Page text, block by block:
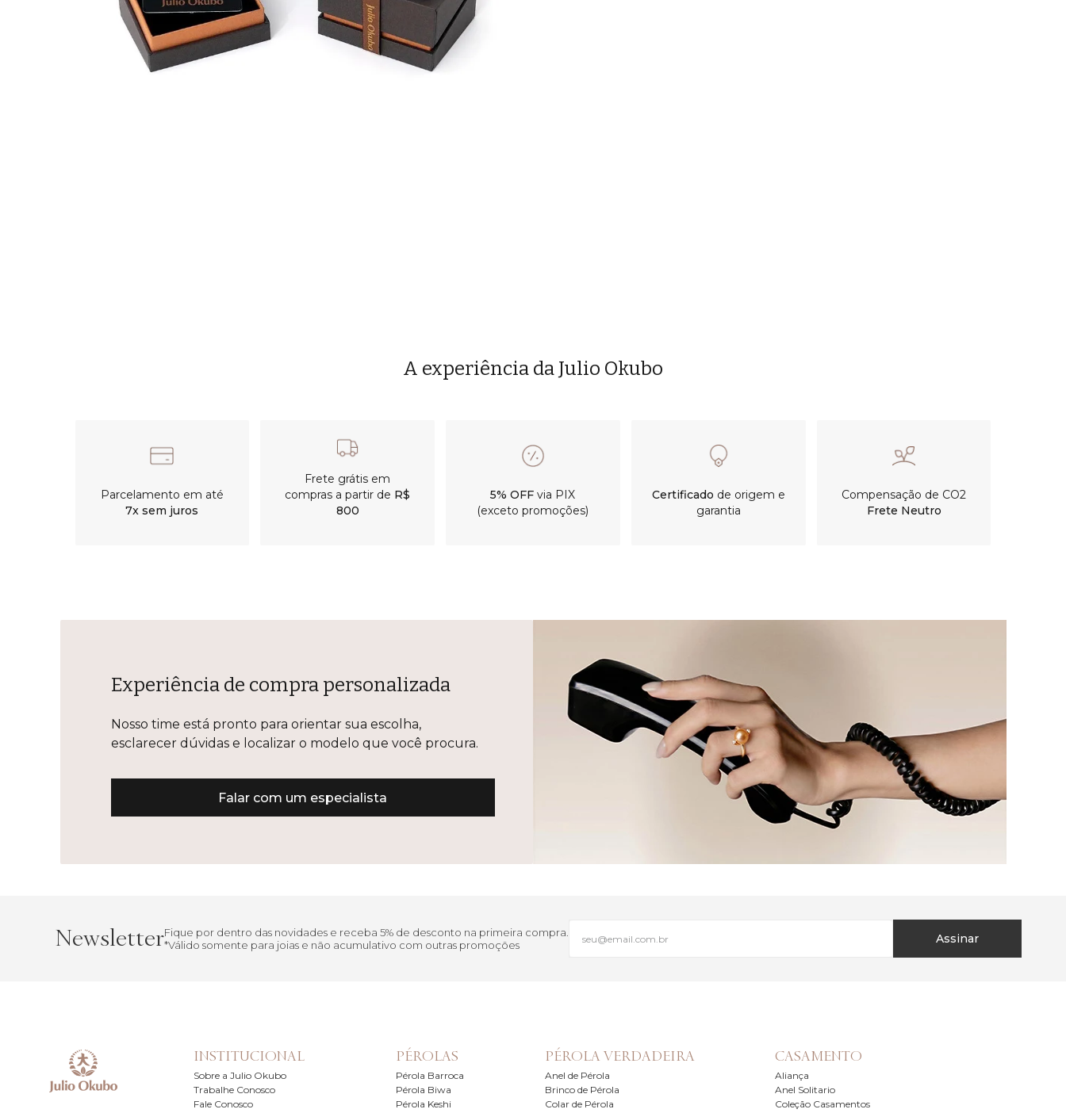
A experiência da Julio Okubo
Parcelamento em até
7x sem juros
Frete grátis em
compras a partir de R$
800
5% OFF via PIX
(exceto promoções)
Certificado de origem e
garantia
Compensação de CO2
Frete Neutro
Experiência de compra personalizada
Nosso time está pronto para orientar sua escolha,
esclarecer dúvidas e localizar o modelo que você procura.
Falar com um especialista
NewsletterFique por dentro das novidades e receba 5% de desconto na primeira compra.
*Válido somente para joias e não acumulativo com outras promoções
Assinar
INSTITUCIONAL
Sobre a Julio Okubo
Trabalhe Conosco
Fale Conosco
PÉROLAS
Pérola Barroca
Pérola Biwa
Pérola Keshi
PÉROLA VERDADEIRA
Anel de Pérola
Brinco de Pérola
Colar de Pérola
CASAMENTO
Aliança
Anel Solitario
Coleção Casamentos